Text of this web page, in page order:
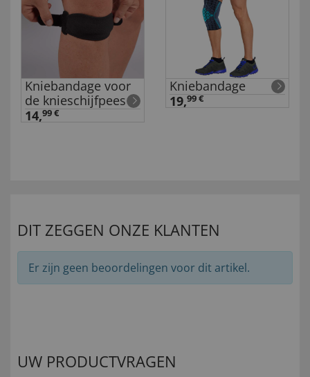
Kniebandage voor
de knieschijfpees
14,99 €
Kniebandage
19,99 €
DIT ZEGGEN ONZE KLANTEN
Er zijn geen beoordelingen voor dit artikel.
UW PRODUCTVRAGEN